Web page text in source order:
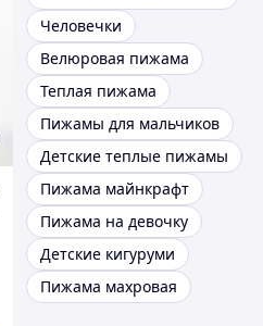
Человечки
Велюровая пижама
Теплая пижама
Пижамы для мальчиков
Детские теплые пижамы
Пижама майнкрафт
Пижама на девочку
Детские кигуруми
Пижама махровая